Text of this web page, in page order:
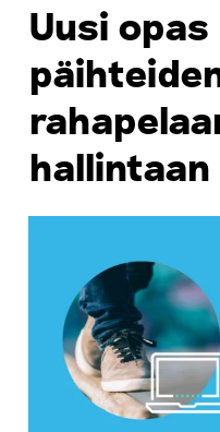
Uusi opas
hallintaan